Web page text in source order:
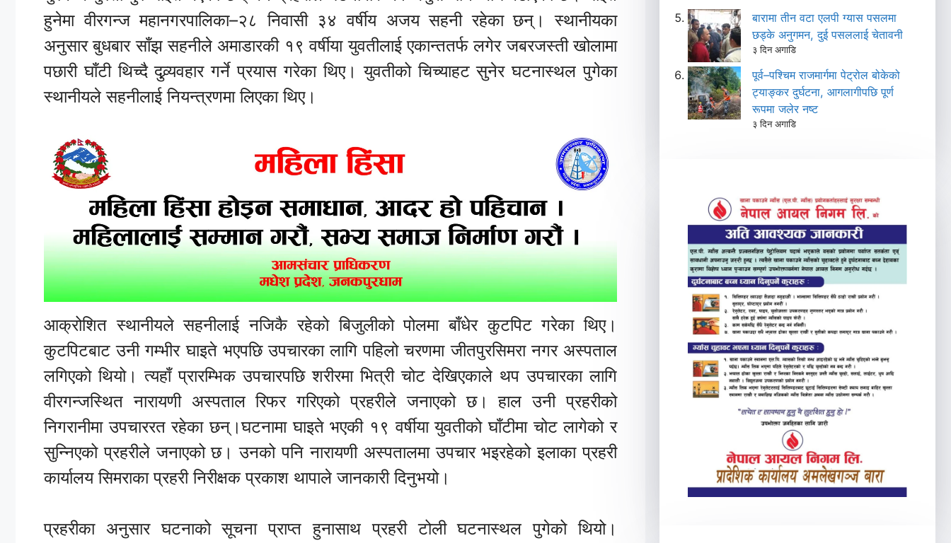
हुनेमा वीरगन्ज महानगरपालिका–२८ निवासी ३४ वर्षीय अजय सहनी रहेका छन्। स्थानीयका
अनुसार बुधबार साँझ सहनीले अमाडारकी १९ वर्षीया युवतीलाई एकान्ततर्फ लगेर जबरजस्ती खोलामा
पछारी घाँटी थिच्दै दुव्र्यवहार गर्ने प्रयास गरेका थिए। युवतीको चिच्याहट सुनेर घटनास्थल पुगेका
स्थानीयले सहनीलाई नियन्त्रणमा लिएका थिए।
आक्रोशित स्थानीयले सहनीलाई नजिकै रहेको बिजुलीको पोलमा बाँधेर कुटपिट गरेका थिए।
कुटपिटबाट उनी गम्भीर घाइते भएपछि उपचारका लागि पहिलो चरणमा जीतपुरसिमरा नगर अस्पताल
लगिएको थियो। त्यहाँ प्रारम्भिक उपचारपछि शरीरमा भित्री चोट देखिएकाले थप उपचारका लागि
वीरगन्जस्थित नारायणी अस्पताल रिफर गरिएको प्रहरीले जनाएको छ। हाल उनी प्रहरीको
निगरानीमा उपचाररत रहेका छन्।घटनामा घाइते भएकी १९ वर्षीया युवतीको घाँटीमा चोट लागेको र
सुन्निएको प्रहरीले जनाएको छ। उनको पनि नारायणी अस्पतालमा उपचार भइरहेको इलाका प्रहरी
कार्यालय सिमराका प्रहरी निरीक्षक प्रकाश थापाले जानकारी दिनुभयो।
प्रहरीका अनुसार घटनाको सूचना प्राप्त हुनासाथ प्रहरी टोली घटनास्थल पुगेको थियो।
बारामा तीन वटा एलपी ग्यास पसलमा
छड्के अनुगमन, दुई पसललाई चेतावनी
३ दिन अगाडि
पूर्व–पश्चिम राजमार्गमा पेट्रोल बोकेको
ट्याङ्कर दुर्घटना, आगलागीपछि पूर्ण
रूपमा जलेर नष्ट
३ दिन अगाडि